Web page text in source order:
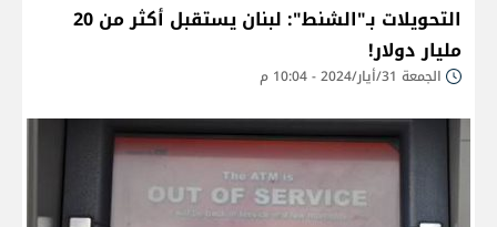
التحويلات بـ"الشنط": لبنان يستقبل أكثر من 20
مليار دولار!
الجمعة 31/أيار/2024 - 10:04 م